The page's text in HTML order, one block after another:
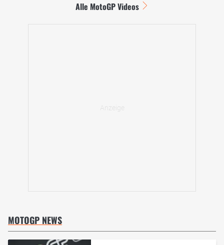
Alle MotoGP Videos
MOTOGP NEWS